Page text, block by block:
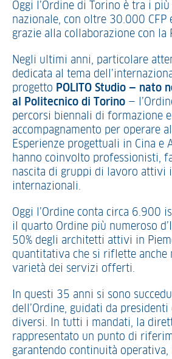
Oggi l’Ordine di Torino è tra i
nazionale, con oltre 30.000 CFP
grazie alla collaborazione con la
Negli ultimi anni, particolare
dedicata al tema
progetto POLITO Studio — nato
al Politecnico di Torino —
percorsi biennali di formazione e
accompagnamento per operare
Esperienze progettuali in Cina e
hanno coinvolto professionisti,
nascita di gruppi di lavoro attivi
internazionali.
Oggi l’Ordine conta circa 6.900
il quarto Ordine più numeroso
50% degli architetti attivi in
quantitativa che si riflette anche
varietà dei servizi offerti.
In questi 35 anni si sono
dell’Ordine, guidati da
diversi. In tutti i mandati, la
rappresentato un punto di
garantendo continuità operativa,